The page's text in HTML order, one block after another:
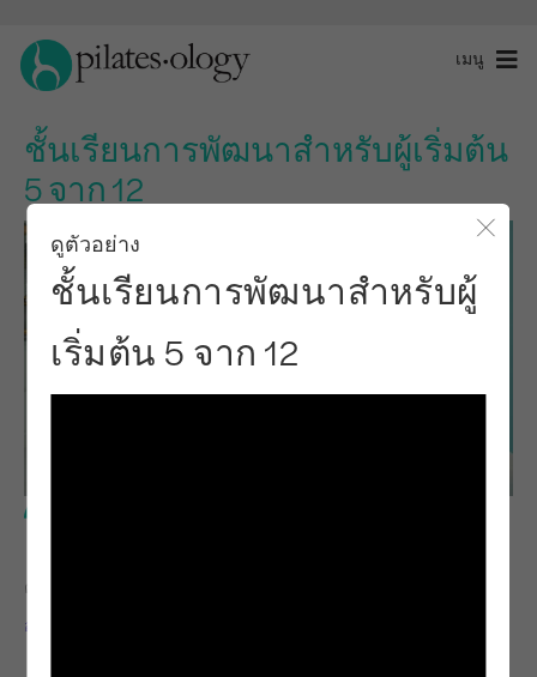
เมนู
ชั้นเรียนการพัฒนาสำหรับผู้เริ่มต้น
5 จาก 12
ดูตัวอย่าง
ชั้นเรียนการพัฒนาสำหรับผู้
เริ่มต้น 5 จาก 12
ครู
อลิซา ไวแอตต์